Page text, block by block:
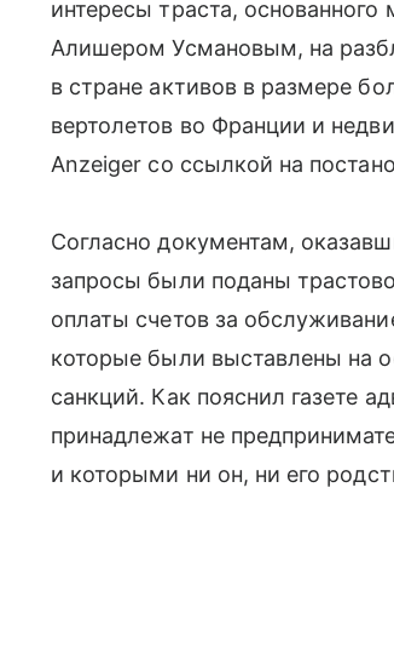
интересы траста,
Алишером Усмановым, на
в стране активов в размере
вертолетов во Франции и
Anzeiger со ссылкой на
Согласно документам,
запросы были поданы
оплаты счетов за
которые были выставлены на
санкций. Как пояснил газете
принадлежат не
и которыми ни он, ни его